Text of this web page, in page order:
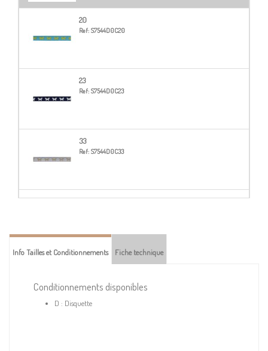
20
Ref: S7544D0C20
23
Ref: S7544D0C23
33
Ref: S7544D0C33
45
Info Tailles et Conditionnements Fiche technique
Conditionnements disponibles
D : Disquette